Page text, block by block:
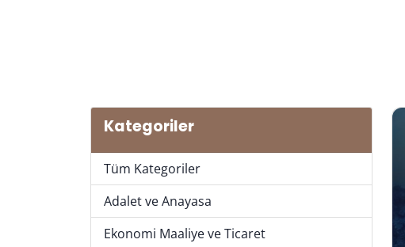
Kategoriler
Tüm Kategoriler
Adalet ve Anayasa
Ekonomi Maaliye ve Ticaret